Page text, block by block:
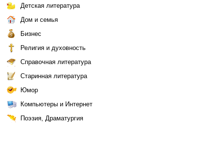
Детская литература
Дом и семья
Бизнес
Религия и духовность
Справочная литература
Старинная литература
Юмор
Компьютеры и Интернет
Поэзия, Драматургия